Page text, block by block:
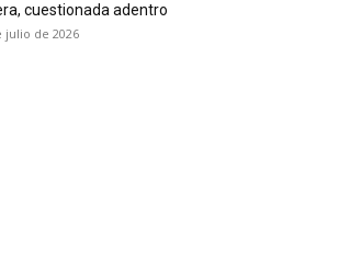
cuestionada adentro
julio de 2026